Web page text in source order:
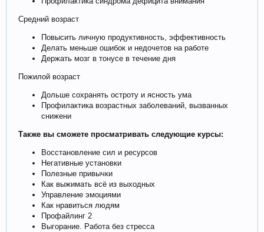
Средний возраст
Повысить личную продуктивность, эффективность
Делать меньше ошибок и недочетов на работе
Держать мозг в тонусе в течение дня
Пожилой возраст
Дольше сохранять остроту и ясность ума
Профилактика возрастных заболеваний, вызванных
снижени
Также вы сможете просматривать следующие курсы:
Восстановление сил и ресурсов
Негативные установки
Полезные привычки
Как выжимать всё из выходных
Управление эмоциями
Как нравиться людям
Профайлинг 2
Выгорание. Работа без стресса